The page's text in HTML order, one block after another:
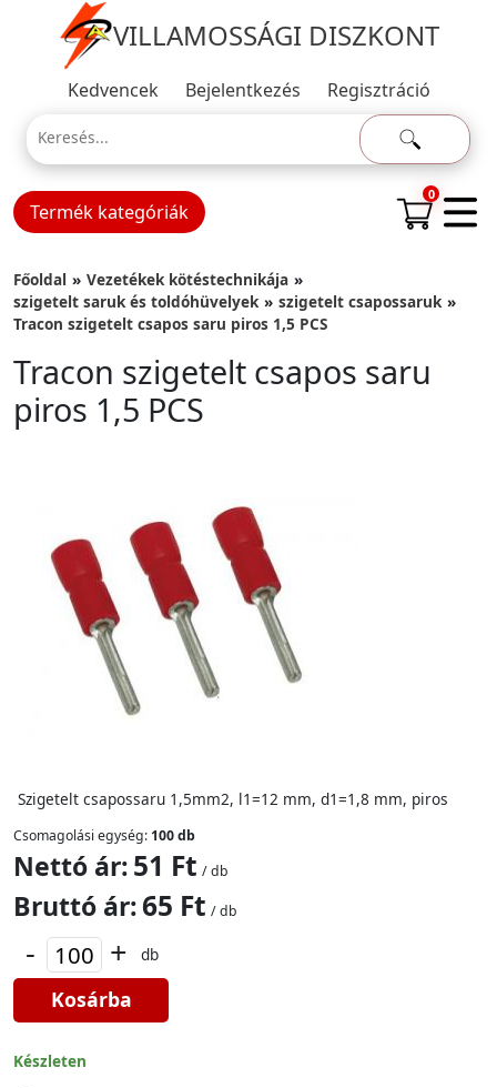
VILLAMOSSÁGI DISZKONT
Kedvencek Bejelentkezés Regisztráció
Termék kategóriák
0
Főoldal
Vezetékek kötéstechnikája
szigetelt saruk és toldóhüvelyek
szigetelt csapossaruk
Tracon szigetelt csapos saru piros 1,5 PCS
Tracon szigetelt csapos saru
piros 1,5 PCS
Szigetelt csapossaru 1,5mm2, l1=12 mm, d1=1,8 mm, piros
Csomagolási egység: 100 db
Nettó ár:51 Ft / db
Bruttó ár:65 Ft / db
- + db
Kosárba
Készleten